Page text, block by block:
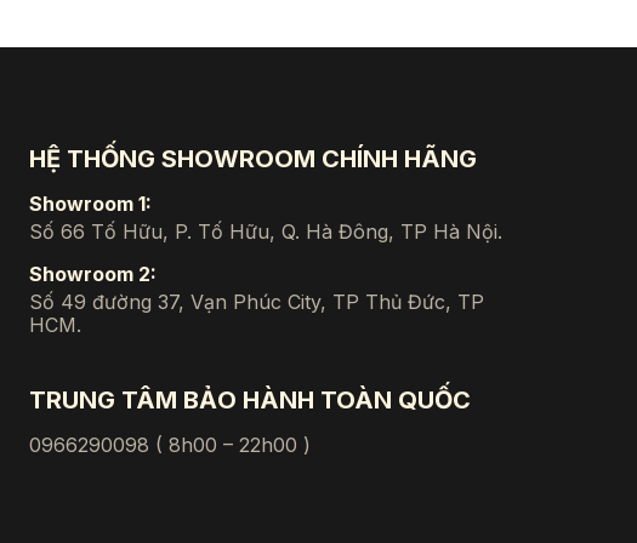
HỆ THỐNG SHOWROOM CHÍNH HÃNG
Showroom 1:
Số 66 Tố Hữu, P. Tố Hữu, Q. Hà Đông, TP Hà Nội.
Showroom 2:
Số 49 đường 37, Vạn Phúc City, TP Thủ Đức, TP
HCM.
TRUNG TÂM BẢO HÀNH TOÀN QUỐC
0966290098 ( 8h00 – 22h00 )